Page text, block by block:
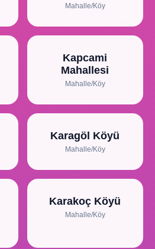
Mahalle/Köy
Kapcami
Mahallesi
Mahalle/Köy
Karagöl Köyü
Mahalle/Köy
Karakoç Köyü
Mahalle/Köy